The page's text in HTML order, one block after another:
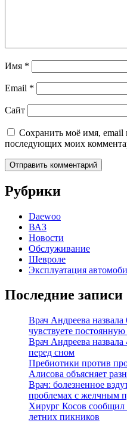
Имя *
Email *
Сайт
Сохранить моё имя, email
последующих моих
Рубрики
Daewoo
ВАЗ
Новости
Обслуживание
Шевроле
Эксплуатация
Последние записи
Врач Андреева
чувствуете постоянную
Врач Андреева назвала
перед сном
Пребиотики против
Алисова объясняет
Врач: болезненное
проблемах с желчным
Хирург Косов сообщил
летних пикников